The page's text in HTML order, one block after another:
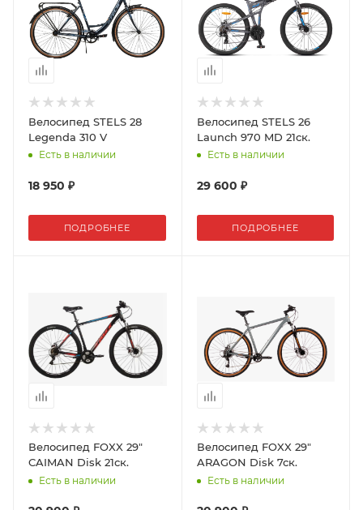
Велосипед STELS 28
Legenda 310 V
Есть в наличии
18 950 ₽
ПОДРОБНЕЕ
Велосипед STELS 26
Launch 970 MD 21ск.
Есть в наличии
29 600 ₽
ПОДРОБНЕЕ
Велосипед FOXX 29"
CAIMAN Disk 21ск.
Есть в наличии
Велосипед FOXX 29"
ARAGON Disk 7ск.
Есть в наличии